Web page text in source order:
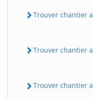
Trouver chantier
Trouver chantier
Trouver chantier